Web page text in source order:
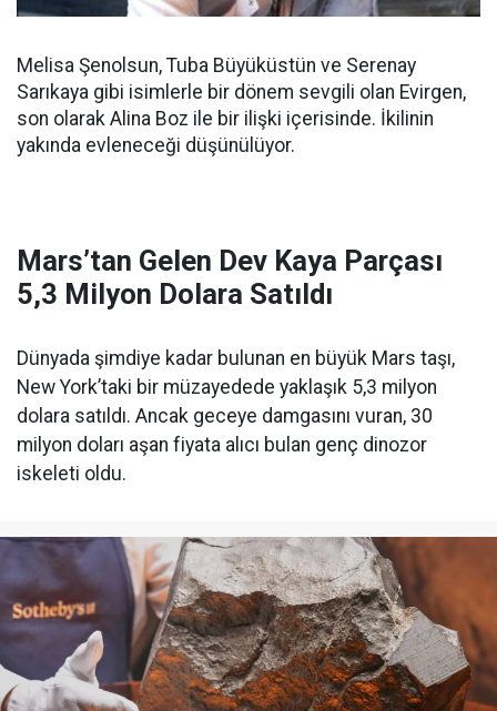
Melisa Şenolsun, Tuba Büyüküstün ve Serenay
Sarıkaya gibi isimlerle bir dönem sevgili olan Evirgen,
son olarak Alina Boz ile bir ilişki içerisinde. İkilinin
yakında evleneceği düşünülüyor.
Mars’tan Gelen Dev Kaya Parçası
5,3 Milyon Dolara Satıldı
Dünyada şimdiye kadar bulunan en büyük Mars taşı,
New York’taki bir müzayedede yaklaşık 5,3 milyon
dolara satıldı. Ancak geceye damgasını vuran, 30
milyon doları aşan fiyata alıcı bulan genç dinozor
iskeleti oldu.